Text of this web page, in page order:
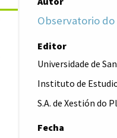
Observatorio do
Editor
Universidade de
Instituto de
S.A. de Xestión do
Fecha